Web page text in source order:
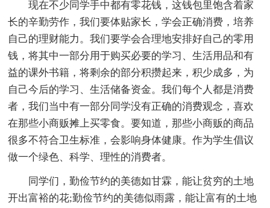
现在不少同学手中都有零花钱，这钱包里饱含着家
长的辛勤劳作，我们要体贴家长，学会正确消费，培养
自己的理财能力。我们要学会合理地安排好自己的零用
钱，将其中一部分用于购买必要的学习、生活用品和有
益的课外书籍，将剩余的部分积攒起来，积少成多，为
自己今后的学习、生活储备资金。我们每个人都是消费
者，我们当中有一部分同学没有正确的消费观念，喜欢
在那些小商贩摊上买零食。要知道，那些小商贩的商品
很多不符合卫生标准，会影响身体健康。作为学生倡议
做一个绿色、科学、理性的消费者。
同学们，勤俭节约的美德如甘霖，能让贫穷的土地
开出富裕的花;勤俭节约的美德似雨露，能让富有的土地